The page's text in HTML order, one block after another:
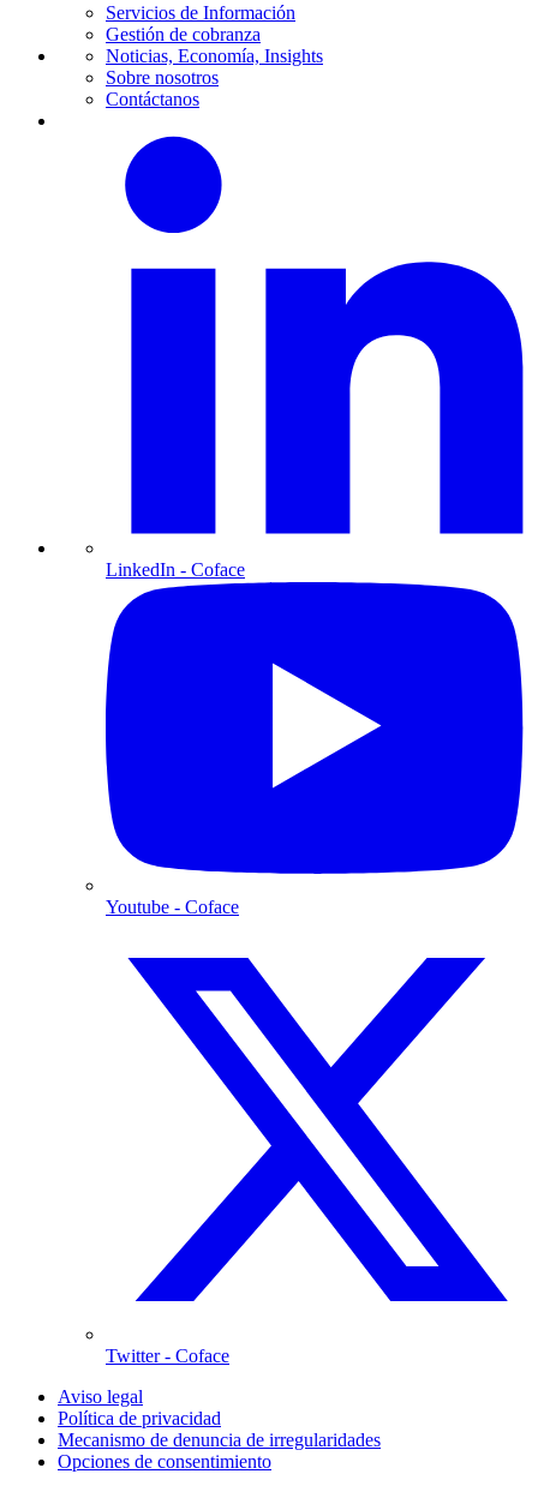
Servicios de Información
Gestión de cobranza
Noticias, Economía, Insights
Sobre nosotros
Contáctanos
LinkedIn - Coface
Youtube - Coface
Twitter- Coface
Aviso legal
Política de privacidad
Mecanismo de denuncia de irregularidades
Opciones de consentimiento